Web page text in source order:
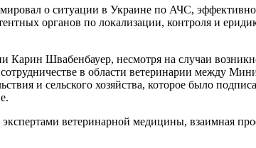
о ситуации в Украине по АЧС,
органов по локализации, контроля и
Карин Швабенбауер, несмотря на случаи
в области ветеринарии между
и сельского хозяйства, которое было
ветеринарной медицины, взаимная